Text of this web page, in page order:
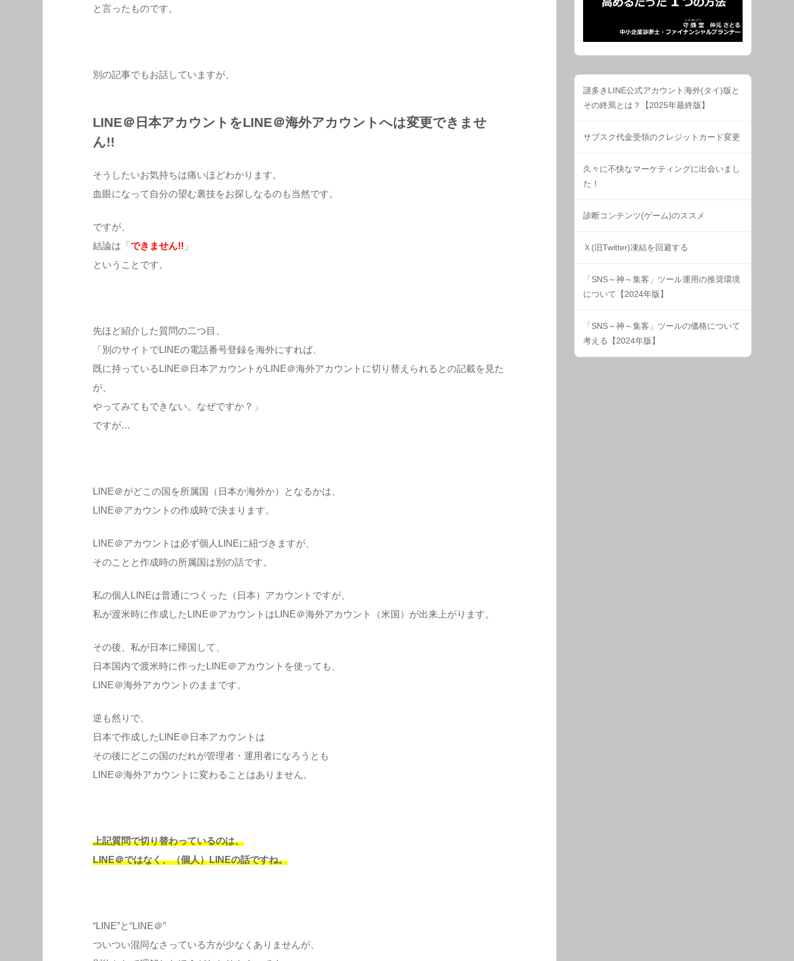
と言ったものです。
別の記事でもお話していますが、
LINE＠日本アカウントをLINE＠海外アカウントへは変更できませ
ん!!
そうしたいお気持ちは痛いほどわかります。
血眼になって自分の望む裏技をお探しなるのも当然です。
ですが、
結論は「 できません!! 」
ということです。
先ほど紹介した質問の二つ目、
「別のサイトでLINEの電話番号登録を海外にすれば、
既に持っているLINE＠日本アカウントがLINE＠海外アカウントに切り替えられるとの記載を見た
が、
やってみてもできない。なぜですか？」
ですが…
LINE＠がどこの国を所属国（日本か海外か）となるかは、
LINE＠アカウントの作成時で決まります。
LINE＠アカウントは必ず個人LINEに紐づきますが、
そのことと作成時の所属国は別の話です。
私の個人LINEは普通につくった（日本）アカウントですが、
私が渡米時に作成したLINE＠アカウントはLINE＠海外アカウント（米国）が出来上がります。
その後、私が日本に帰国して、
日本国内で渡米時に作ったLINE＠アカウントを使っても、
LINE＠海外アカウントのままです。
逆も然りで、
日本で作成したLINE＠日本アカウントは
その後にどこの国のだれが管理者・運用者になろうとも
LINE＠海外アカウントに変わることはありません。
上記質問で切り替わっているのは、
LINE＠ではなく、（個人）LINEの話ですね。
“LINE”と“LINE＠”
ついつい混同なさっている方が少なくありませんが、
謎多きLINE公式アカウント海外(タイ)版と
その終焉とは？【2025年最終版】
サブスク代金受領のクレジットカード変更
久々に不快なマーケティングに出会いまし
た！
診断コンテンツ(ゲーム)のススメ
Ｘ(旧Twitter)凍結を回避する
「SNS～神～集客」ツール運用の推奨環境
について【2024年版】
「SNS～神～集客」ツールの価格について
考える【2024年版】